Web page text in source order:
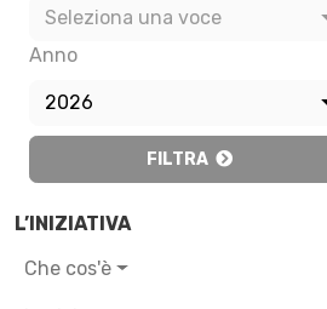
Seleziona una voce
Anno
2026
FILTRA
L’INIZIATIVA
Che cos'è